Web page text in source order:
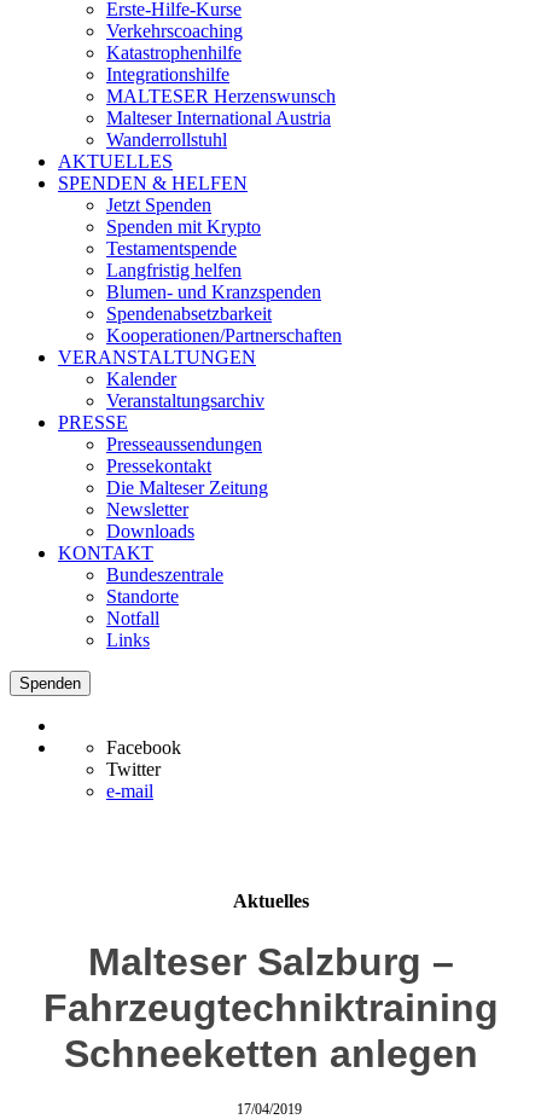
Erste-Hilfe-Kurse
Verkehrscoaching
Katastrophenhilfe
Integrationshilfe
MALTESER Herzenswunsch
Malteser International Austria
Wanderrollstuhl
AKTUELLES
SPENDEN & HELFEN
Jetzt Spenden
Spenden mit Krypto
Testamentspende
Langfristig helfen
Blumen- und Kranzspenden
Spendenabsetzbarkeit
Kooperationen/Partnerschaften
VERANSTALTUNGEN
Kalender
Veranstaltungsarchiv
PRESSE
Presseaussendungen
Pressekontakt
Die Malteser Zeitung
Newsletter
Downloads
KONTAKT
Bundeszentrale
Standorte
Notfall
Links
Spenden
Facebook
Twitter
e-mail
Aktuelles
Malteser Salzburg –
Fahrzeugtechniktraining
Schneeketten anlegen
17/04/2019